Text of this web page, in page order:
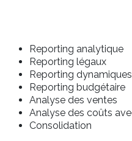
Reporting analytique
Reporting légaux
Reporting dynamiques
Reporting budgétaire
Analyse des ventes
Analyse des coûts
Consolidation